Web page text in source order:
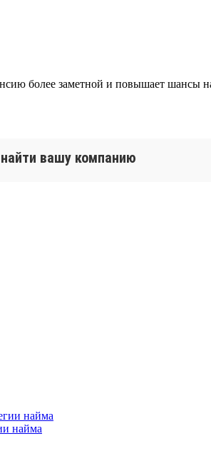
более заметной и повышает шансы
вашу компанию
найма